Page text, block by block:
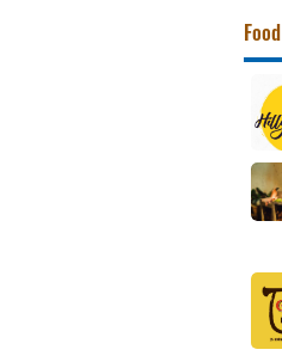
Food